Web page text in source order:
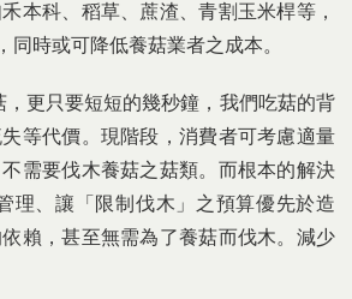
本科、稻草、蔗渣、青割玉米桿等，
時或可降低養菇業者之成本。
更只要短短的幾秒鐘，我們吃菇的背
等代價。現階段，消費者可考慮適量
需要伐木養菇之菇類。而根本的解決
理、讓「限制伐木」之預算優先於造
賴，甚至無需為了養菇而伐木。減少